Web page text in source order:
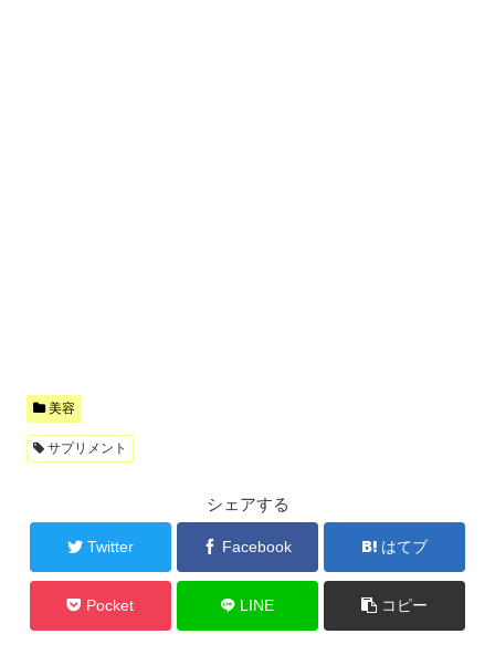
美容
サプリメント
シェアする
Twitter Facebook はてブ
Pocket LINE コピー